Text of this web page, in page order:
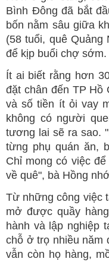
Bình Đông đã bắt
bốn nằm sâu giữa
(58 tuổi, quê Quảng
để kịp buổi chợ sớm.
Ít ai biết rằng hơn
đặt chân đến TP Hồ
và số tiền ít ỏi vay
không có người
tương lai sẽ ra sao.
từng phụ quán ăn,
Chỉ mong có việc
về quê", bà Hồng
Từ những công việc
mở được quầy
hành và lập nghiệp
chỗ ở trọ nhiều năm
vẫn còn họ hàng,